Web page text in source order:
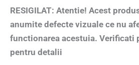
RESIGILAT: Atentie! Acest
anumite defecte vizuale ce nu
functionarea acestuia. Verificati
pentru detalii